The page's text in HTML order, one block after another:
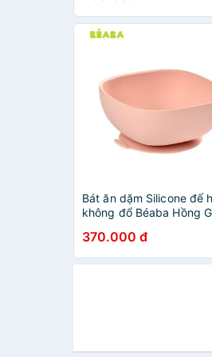
Bát ăn dặm Silicone đế
không đổ Béaba Hồng
370.000 đ